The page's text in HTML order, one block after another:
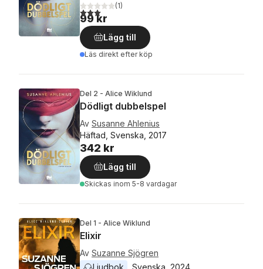
3,0utav 5 stjärnor. Totalt antal röster:
(1)
99 kr
Lägg till
Läs direkt efter köp
Del 2 - Alice Wiklund
Dödligt dubbelspel
Av Susanne Ahlenius
Häftad, Svenska, 2017
342 kr
Lägg till
Skickas inom 5-8 vardagar
Del 1 - Alice Wiklund
Elixir
Av Suzanne Sjögren
Ljudbok
Svenska 2024